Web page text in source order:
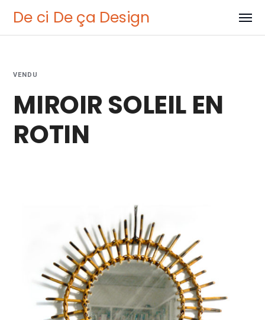
De ci De ça Design
VENDU
MIROIR SOLEIL EN
ROTIN